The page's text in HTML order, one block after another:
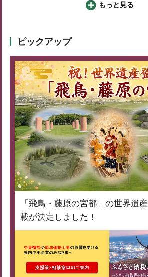
もっと見る
ピックアップ
「飛鳥・藤原の宮都」の世界遺
載が決定しました！